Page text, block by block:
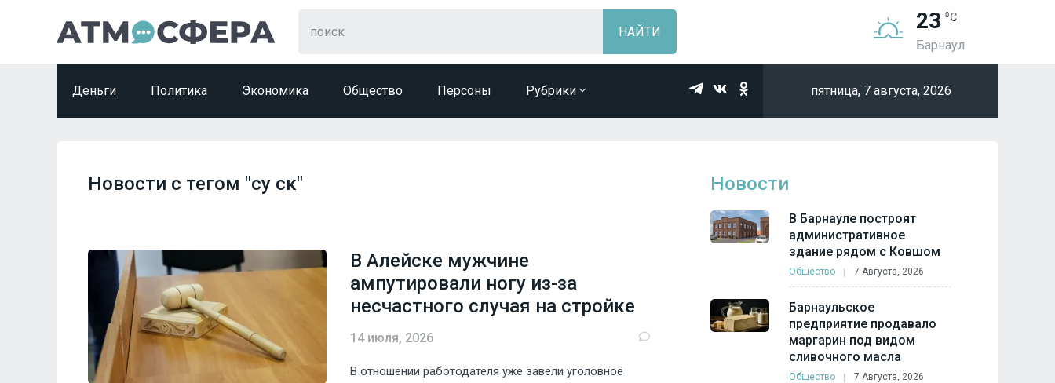
23
Барнаул
Деньги Политика Экономика Общество Персоны Рубрики пятница, 7 августа, 2026
Новости с тегом "су ск"
В Алейске мужчине
ампутировали ногу из-за
несчастного случая на стройке
14 июля, 2026
В отношении работодателя уже завели уголовное
Новости
В Барнауле построят
административное
здание рядом с Ковшом
Общество 7 Августа, 2026
Барнаульское
предприятие продавало
маргарин под видом
сливочного масла
Общество 7 Августа, 2026